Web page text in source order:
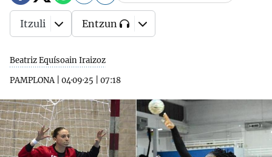
Beatriz Equísoain Iraizoz
PAMPLONA| 04·09·25 07:18
Itzuli Entzun